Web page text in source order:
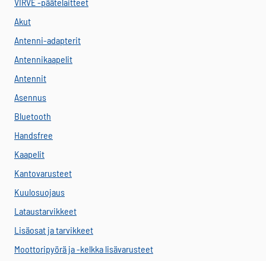
Akut
Antenni-adapterit
Antennikaapelit
Antennit
Asennus
Bluetooth
Handsfree
Kaapelit
Kantovarusteet
Kuulosuojaus
Lataustarvikkeet
Lisäosat ja tarvikkeet
Moottoripyörä ja -kelkka lisävarusteet